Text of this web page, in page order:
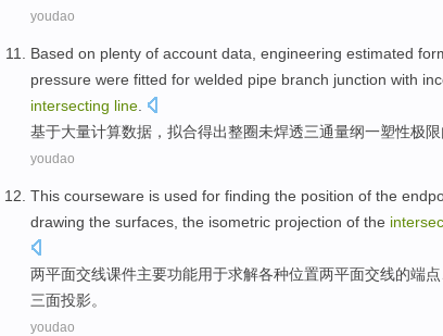
youdao
Based on plenty of account data engineering estimated
pressure were fitted for welded pipe branch junction with
intersecting line
基于大量计算数据 ， 拟合得出整圈未焊透三通量纲一塑性极限
youdao
This courseware is used for finding the position of the
drawing the surfaces the isometric projection of the
两平面交线课件主要功能用于求解各种位置两平面交线的端点
三面投影。
youdao